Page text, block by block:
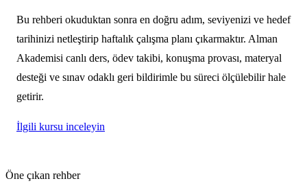
Bu rehberi okuduktan sonra en doğru adım, seviyenizi ve hedef
tarihinizi netleştirip haftalık çalışma planı çıkarmaktır. Alman
Akademisi canlı ders, ödev takibi, konuşma provası, materyal
desteği ve sınav odaklı geri bildirimle bu süreci ölçülebilir hale
getirir.
İlgili kursu inceleyin
Öne çıkan rehber